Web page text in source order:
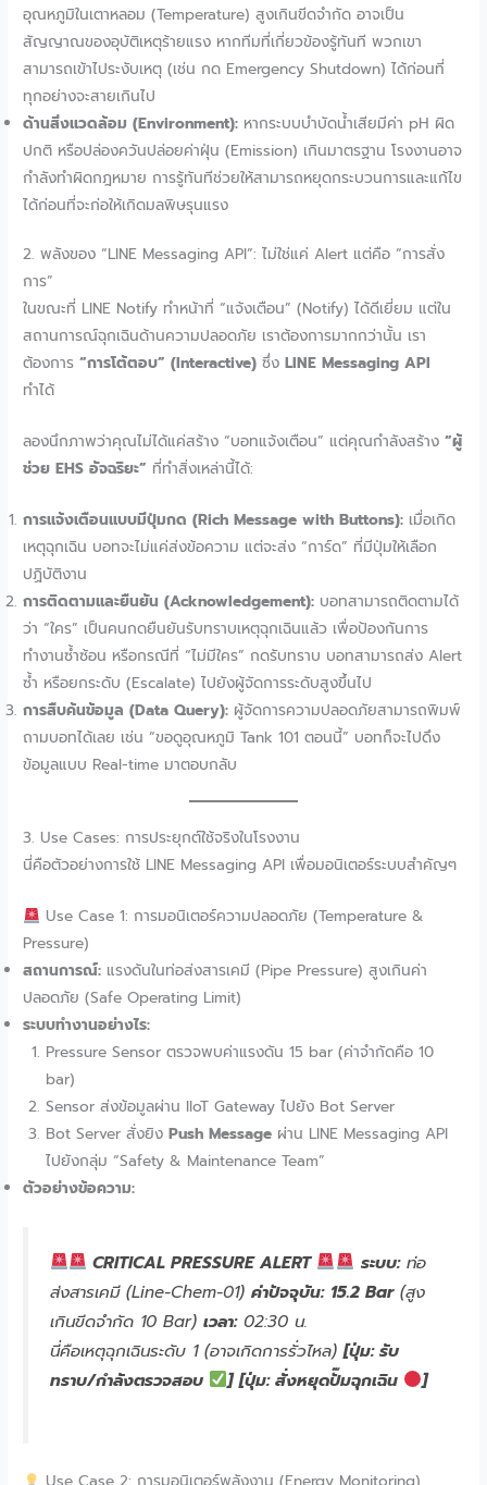
อุณหภูมิในเตาหลอม (Temperature) สูงเกินขีดจำกัด อาจเป็น
สัญญาณของอุบัติเหตุร้ายแรง หากทีมที่เกี่ยวข้องรู้ทันที พวกเขา
สามารถเข้าไประงับเหตุ (เช่น กด Emergency Shutdown) ได้ก่อนที่
ทุกอย่างจะสายเกินไป
ด้านสิ่งแวดล้อม (Environment): หากระบบบำบัดน้ำเสียมีค่า pH ผิด
ปกติ หรือปล่องควันปล่อยค่าฝุ่น (Emission) เกินมาตรฐาน โรงงานอาจ
กำลังทำผิดกฎหมาย การรู้ทันทีช่วยให้สามารถหยุดกระบวนการและแก้ไข
ได้ก่อนที่จะก่อให้เกิดมลพิษรุนแรง
2. พลังของ “LINE Messaging API”: ไม่ใช่แค่ Alert แต่คือ “การสั่ง
การ”
ในขณะที่ LINE Notify ทำหน้าที่ “แจ้งเตือน” (Notify) ได้ดีเยี่ยม แต่ใน
สถานการณ์ฉุกเฉินด้านความปลอดภัย เราต้องการมากกว่านั้น เรา
ต้องการ“การโต้ตอบ” (Interactive) ซึ่งLINE Messaging API
ทำได้
ลองนึกภาพว่าคุณไม่ได้แค่สร้าง “บอทแจ้งเตือน” แต่คุณกำลังสร้าง“ผู้
ช่วย EHS อัจฉริยะ” ที่ทำสิ่งเหล่านี้ได้:
การแจ้งเตือนแบบมีปุ่มกด (Rich Message with Buttons): เมื่อเกิด
เหตุฉุกเฉิน บอทจะไม่แค่ส่งข้อความ แต่จะส่ง “การ์ด” ที่มีปุ่มให้เลือก
ปฏิบัติงาน
การติดตามและยืนยัน (Acknowledgement): บอทสามารถติดตามได้
ว่า “ใคร” เป็นคนกดยืนยันรับทราบเหตุฉุกเฉินแล้ว เพื่อป้องกันการ
ทำงานซ้ำซ้อน หรือกรณีที่ “ไม่มีใคร” กดรับทราบ บอทสามารถส่ง Alert
ซ้ำ หรือยกระดับ (Escalate) ไปยังผู้จัดการระดับสูงขึ้นไป
การสืบค้นข้อมูล (Data Query): ผู้จัดการความปลอดภัยสามารถพิมพ์
ถามบอทได้เลย เช่น “ขอดูอุณหภูมิ Tank 101 ตอนนี้” บอทก็จะไปดึง
ข้อมูลแบบ Real-time มาตอบกลับ
3. Use Cases: การประยุกต์ใช้จริงในโรงงาน
นี่คือตัวอย่างการใช้ LINE Messaging API เพื่อมอนิเตอร์ระบบสำคัญๆ
Use Case 1: การมอนิเตอร์ความปลอดภัย (Temperature &
Pressure)
สถานการณ์: แรงดันในท่อส่งสารเคมี (Pipe Pressure) สูงเกินค่า
ปลอดภัย (Safe Operating Limit)
ระบบทำงานอย่างไร:
Pressure Sensor ตรวจพบค่าแรงดัน 15 bar (ค่าจำกัดคือ 10
bar)
Sensor ส่งข้อมูลผ่าน IIoT Gateway ไปยัง Bot Server
Bot Server สั่งยิง Push Messageผ่าน LINE Messaging API
ไปยังกลุ่ม “Safety & Maintenance Team”
ตัวอย่างข้อความ:
CRITICAL PRESSURE ALERT ระบบ:ท่อ
ส่งสารเคมี (Line-Chem-01)ค่าปัจจุบัน: 15.2 Bar(สูง
เกินขีดจำกัด 10 Bar)เวลา:02:30 น.
นี่คือเหตุฉุกเฉินระดับ 1 (อาจเกิดการรั่วไหล) [ปุ่ม: รับ
ทราบ/กำลังตรวจสอบ
] [ปุ่ม: สั่งหยุดปั๊มฉุกเฉิน ]